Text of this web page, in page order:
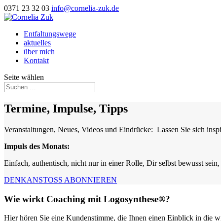
0371 23 32 03 info@cornelia-zuk.de
Entfaltungswege
aktuelles
über mich
Kontakt
Seite wählen
Termine, Impulse, Tipps
Veranstaltungen, Neues, Videos und Eindrücke: Lassen Sie sich
Impuls des Monats:
Einfach, authentisch, nicht nur in einer Rolle, Dir selbst bewusst
DENKANSTOSS ABONNIEREN
Wie wirkt Coaching mit Logosynthese®?
Hier hören Sie eine Kundenstimme, die Ihnen einen Einblick in die